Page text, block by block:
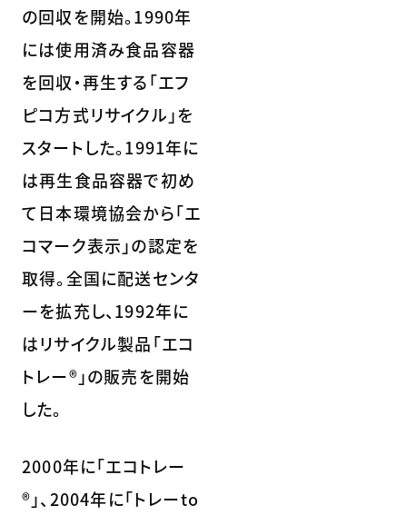
の回収を開始。1990年
には使用済み食品容器
を回収・再生する「エフ
ピコ方式リサイクル」を
スタートした。1991年に
は再生食品容器で初め
て日本環境協会から「エ
コマーク表示」の認定を
取得。全国に配送センタ
ーを拡充し、1992年に
はリサイクル製品「エコ
トレー®」の販売を開始
した。
2000年に「エコトレー
®」、2004年に「トレーto